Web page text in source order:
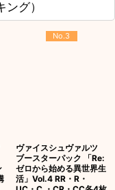
グ）
No.3
ヴァイスシュヴァルツ
ブースターパック 「Re:
ゼロから始める異世界生
活」Vol.4 RR・R・